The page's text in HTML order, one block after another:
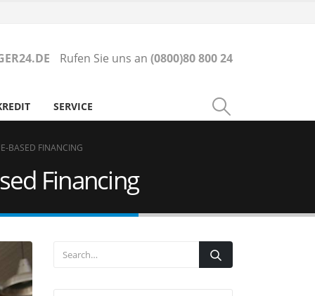
Rufen Sie uns an (0800)80 800 24
SERVICE
BASED FINANCING
Financing